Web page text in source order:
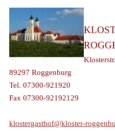
89297 Roggenburg
Tel. 07300-921920
Fax 07300-92192129
klostergasthof@kloster-